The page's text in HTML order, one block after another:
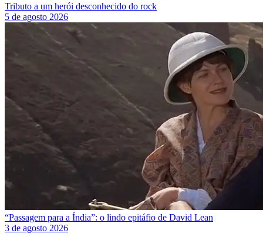
Tributo a um herói desconhecido do rock
5 de agosto 2026
“Passagem para a Índia”: o lindo epitáfio de David Lean
3 de agosto 2026